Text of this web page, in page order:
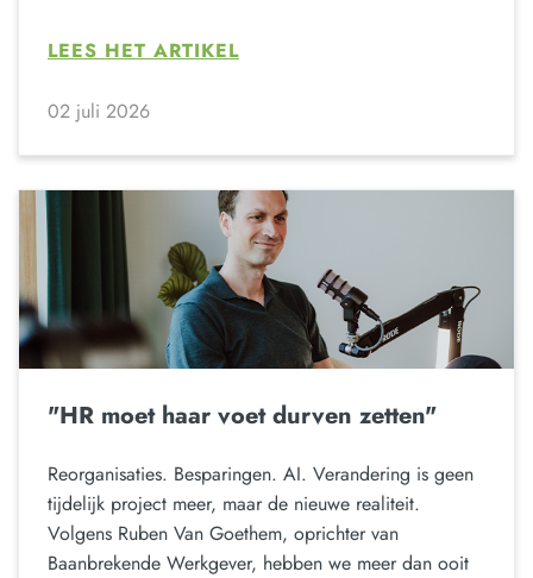
LEES HET ARTIKEL
02 juli 2026
"HR moet haar voet durven zetten"
Reorganisaties. Besparingen. AI. Verandering is geen
tijdelijk project meer, maar de nieuwe realiteit.
Volgens Ruben Van Goethem, oprichter van
Baanbrekende Werkgever, hebben we meer dan ooit